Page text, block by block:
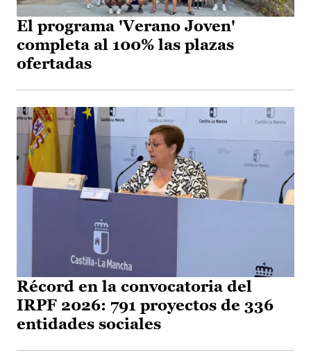
El programa 'Verano Joven'
completa al 100% las plazas
ofertadas
Récord en la convocatoria del
IRPF 2026: 791 proyectos de 336
entidades sociales